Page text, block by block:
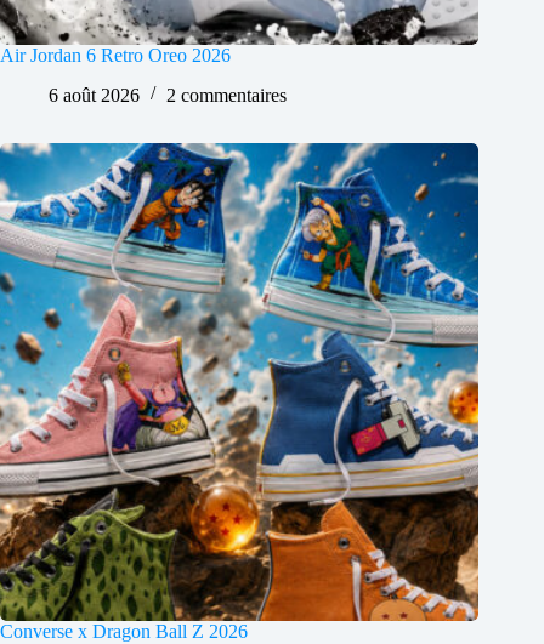
Air Jordan 6 Retro Oreo 2026
6 août 2026
2 commentaires
Converse x Dragon Ball Z 2026